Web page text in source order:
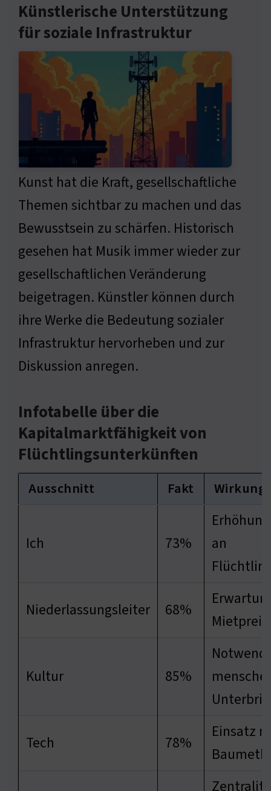
Künstlerische Unterstützung
für soziale Infrastruktur
Kunst hat die Kraft, gesellschaftliche
Themen sichtbar zu machen und das
Bewusstsein zu schärfen. Historisch
gesehen hat Musik immer wieder zur
gesellschaftlichen Veränderung
beigetragen. Künstler können durch
ihre Werke die Bedeutung sozialer
Infrastruktur hervorheben und zur
Diskussion anregen.
Infotabelle über die
Kapitalmarktfähigkeit von
Flüchtlingsunterkünften
Ausschnitt Fakt Wirkung
Ich 73%
an
Niederlassungsleiter 68%
Kultur 85%
Tech 78%
Einsatz